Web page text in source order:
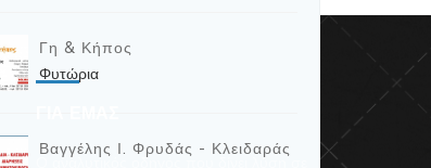
Γη & Κήπος
Φυτώρια
Βαγγέλης Ι. Φρυδάς - Κλειδαράς
Ο αναλυτικός οδηγός που δίνει λύση σε